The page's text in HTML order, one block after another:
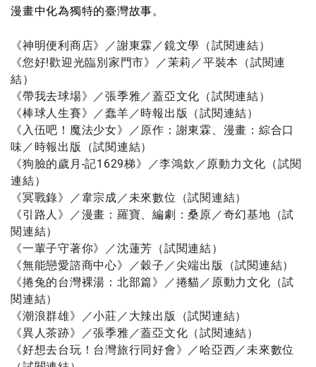
漫畫中化為獨特的臺灣故事。
《神明便利商店》／謝東霖／鏡文學（試閱連結）
《您好!歡迎光臨別家門市》／茉莉／平裝本（試閱連
結）
《帶我去球場》／張季雅／蓋亞文化（試閱連結）
《棒球人生賽》／蠢羊／時報出版（試閱連結）
《入伍吧！魔法少女》／原作：謝東霖、漫畫：綜合口
味／時報出版（試閱連結）
《狗臉的歲月-記1629梯》／李鴻欽／原動力文化（試閱
連結）
《冥戰錄》／韋宗成／未來數位（試閱連結）
《引路人》／漫畫：羅寶、編劇：桑原／奇幻基地（試
閱連結）
《一輩子守著你》／沈蓮芳（試閱連結）
《無能戀愛諮商中心》／穀子／尖端出版（試閱連結）
《捲兔的台灣裸湯：北部篇》／捲貓／原動力文化（試
閱連結）
《潮浪群雄》／小莊／大辣出版（試閱連結）
《異人茶跡》／張季雅／蓋亞文化（試閱連結）
《好想去台玩！台灣旅行同好會》／哈亞西／未來數位